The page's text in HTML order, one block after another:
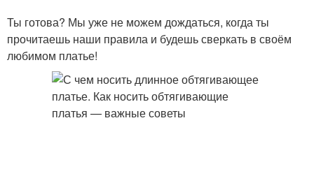
Ты готова? Мы уже не можем дождаться, когда ты
прочитаешь наши правила и будешь сверкать в своём
любимом платье!